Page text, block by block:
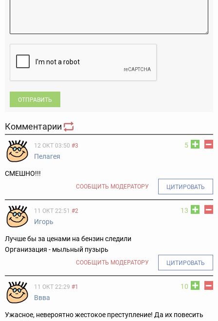
ОТПРАВИТЬ
Комментарии
5
12 ОКТ 03:50 #3
Пелагея
СМЕШНО!!!
СООБЩИТЬ МОДЕРАТОРУ ЦИТИРОВАТЬ
13
11 ОКТ 22:51 #2
Игорь
Лучше бы за ценами на бензин следили
Организация - мыльный пузырь
СООБЩИТЬ МОДЕРАТОРУ ЦИТИРОВАТЬ
10
11 ОКТ 22:29 #1
Ввва
Ужасное, невероятно жестокое преступление! Да их повесить